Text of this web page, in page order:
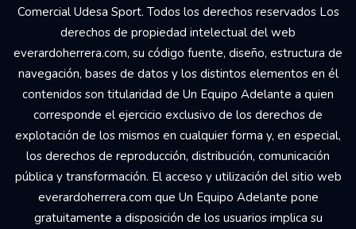
Comercial Udesa Sport. Todos los derechos reservados Los
derechos de propiedad intelectual del web
everardoherrera.com, su código fuente, diseño, estructura de
navegación, bases de datos y los distintos elementos en él
contenidos son titularidad de Un Equipo Adelante a quien
corresponde el ejercicio exclusivo de los derechos de
explotación de los mismos en cualquier forma y, en especial,
los derechos de reproducción, distribución, comunicación
pública y transformación. El acceso y utilización del sitio web
everardoherrera.com que Un Equipo Adelante pone
gratuitamente a disposición de los usuarios implica su